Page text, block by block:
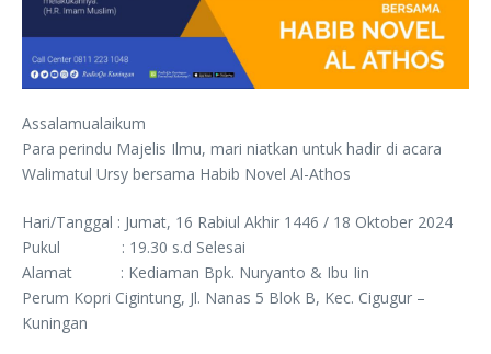
Assalamualaikum
Para perindu Majelis Ilmu, mari niatkan untuk hadir di acara
Walimatul Ursy bersama Habib Novel Al-Athos
Hari/Tanggal : Jumat, 16 Rabiul Akhir 1446 / 18 Oktober 2024
Pukul : 19.30 s.d Selesai
Alamat : Kediaman Bpk. Nuryanto & Ibu Iin
Perum Kopri Cigintung, Jl. Nanas 5 Blok B, Kec. Cigugur –
Kuningan